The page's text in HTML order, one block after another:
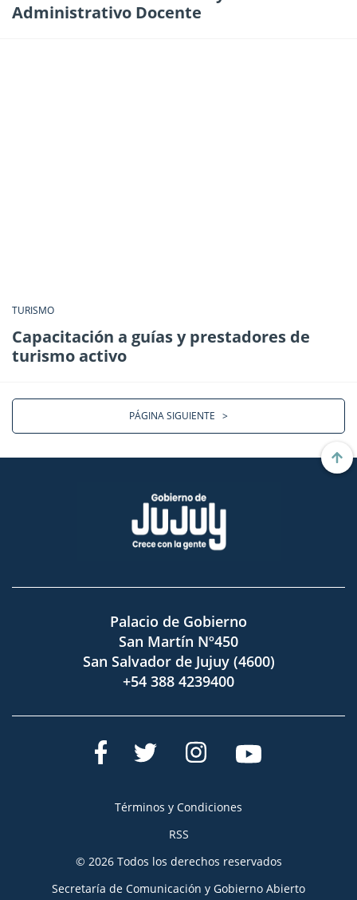
Administrativo Docente
TURISMO
Capacitación a guías y prestadores de
turismo activo
PÁGINA SIGUIENTE >
Palacio de Gobierno
San Martín Nº450
San Salvador de Jujuy (4600)
+54 388 4239400
Términos y Condiciones
RSS
© 2026 Todos los derechos reservados
Secretaría de Comunicación y Gobierno Abierto